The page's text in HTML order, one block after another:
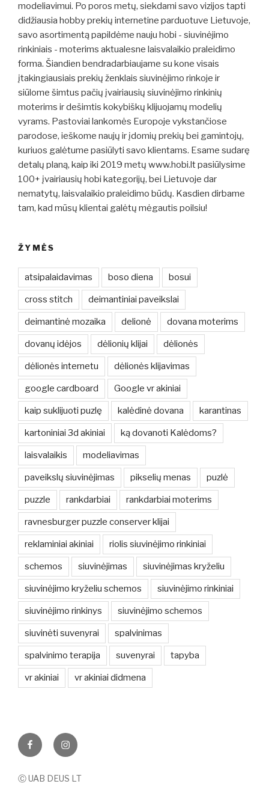
modeliavimui. Po poros metų, siekdami savo vizijos tapti
didžiausia hobby prekių internetine parduotuve Lietuvoje,
savo asortimentą papildėme nauju hobi - siuvinėjimo
rinkiniais - moterims aktualesne laisvalaikio praleidimo
forma. Šiandien bendradarbiaujame su kone visais
įtakingiausiais prekių ženklais siuvinėjimo rinkoje ir
siūlome šimtus pačių įvairiausių siuvinėjimo rinkinių
moterims ir dešimtis kokybiškų klijuojamų modelių
vyrams. Pastoviai lankomės Europoje vykstančiose
parodose, ieškome naujų ir įdomių prekių bei gamintojų,
kuriuos galėtume pasiūlyti savo klientams. Esame sudarę
detalų planą, kaip iki 2019 metų www.hobi.lt pasiūlysime
100+ įvairiausių hobi kategorijų, bei Lietuvoje dar
nematytų, laisvalaikio praleidimo būdų. Kasdien dirbame
tam, kad mūsų klientai galėtų mėgautis poilsiu!
ŽYMĖS
atsipalaidavimas boso diena bosui
cross stitch deimantiniai paveikslai
deimantinė mozaika delionė dovana moterims
dovanų idėjos dėlionių klijai dėlionės
dėlionės internetu dėlionės klijavimas
google cardboard Google vr akiniai
kaip suklijuoti puzlę kalėdinė dovana karantinas
kartoniniai 3d akiniai ką dovanoti Kalėdoms?
laisvalaikis modeliavimas
paveikslų siuvinėjimas pikselių menas puzlė
puzzle rankdarbiai rankdarbiai moterims
ravnesburger puzzle conserver klijai
reklaminiai akiniai riolis siuvinėjimo rinkiniai
schemos siuvinėjimas siuvinėjimas kryželiu
siuvinėjimo kryželiu schemos siuvinėjimo rinkiniai
siuvinėjimo rinkinys siuvinėjimo schemos
siuvinėti suvenyrai spalvinimas
spalvinimo terapija suvenyrai tapyba
vr akiniai vr akiniai didmena
FacebookInstagram
Ⓒ UAB DEUS LT